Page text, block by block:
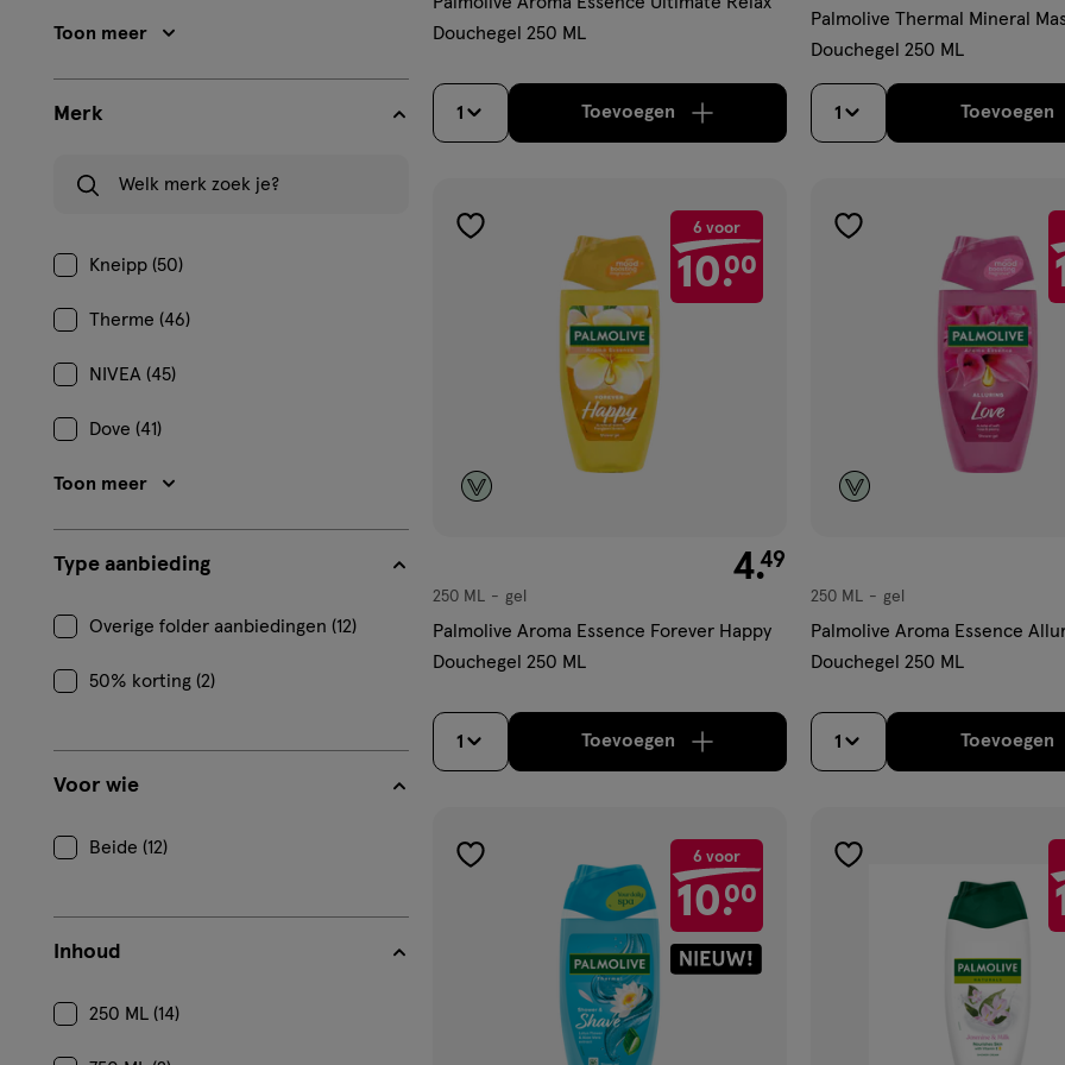
Toon meer
Merk
Kneipp (50)
Therme (46)
NIVEA (45)
Dove (41)
Toon meer
Type aanbieding
Overige folder aanbiedingen (12)
50% korting (2)
Voor wie
Beide (12)
Inhoud
250 ML (14)
Douchegel 250 ML
1 Toevoegenverhoog aantal met één, Limiet bereikt.Je kan
Palmolive Thermal Mineral
Douchegel 250 ML
1 Toevoegen
6 voor
10.00
toevoegen
€ 4.49
4.49
gel
250 ML gel
Palmolive Aroma Essence Forever Happy
Douchegel 250 ML
1 Toevoegenverhoog aantal met één, Limiet bereikt.Je kan
toevoegen
gel
250 ML gel
Palmolive Aroma Essence
Douchegel 250 ML
1 Toevoegen
6 voor
10.00
toevoegen
toevoegen